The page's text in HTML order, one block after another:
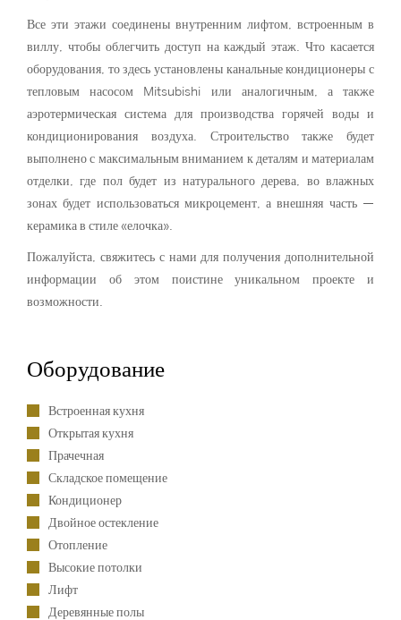
Все эти этажи соединены внутренним лифтом, встроенным в
виллу, чтобы облегчить доступ на каждый этаж. Что касается
оборудования, то здесь установлены канальные кондиционеры с
тепловым насосом Mitsubishi или аналогичным, а также
аэротермическая система для производства горячей воды и
кондиционирования воздуха. Строительство также будет
выполнено с максимальным вниманием к деталям и материалам
отделки, где пол будет из натурального дерева, во влажных
зонах будет использоваться микроцемент, а внешняя часть —
керамика в стиле «елочка».
Пожалуйста, свяжитесь с нами для получения дополнительной
информации об этом поистине уникальном проекте и
возможности.
Оборудование
Встроенная кухня
Открытая кухня
Прачечная
Складское помещение
Кондиционер
Двойное остекление
Отопление
Высокие потолки
Лифт
Деревянные полы